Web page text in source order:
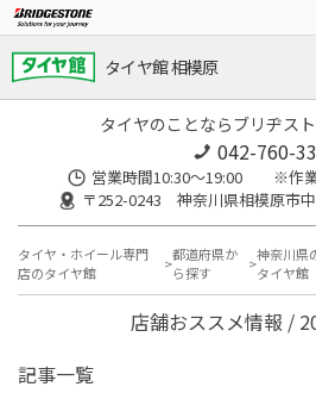
タイヤ館 相模原
タイヤのことならブリヂス
042-760-
営業時間10:30～19:00 ※作業
〒252-0243 神奈川県相模原市
タイヤ・ホイール専門
店のタイヤ館
都道府県か
ら探す
神奈川県
タイヤ館
店舗おススメ情報 /
記事一覧